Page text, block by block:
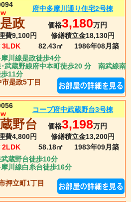
府中多摩川通り住宅2号棟
是政 価格3,180万円
費9,100円
修繕積立金18,130円
3LDK 82.43㎡ 1986年08月 築
川線是政徒歩4分
･武蔵野線府中本町徒歩20 分 南武線南
11分
市是政5丁目
コープ府中武蔵野台3号棟
野台 価格3,198万円
費4,800円
修繕積立金13,200円
2LDK 58.18㎡ 1983年09月 築
蔵野台徒歩10分
川線白糸台徒歩16分
押立町1丁目